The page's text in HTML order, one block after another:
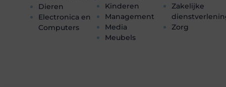
Dieren
Electronica en
Computers
Kinderen
Management
Media
Meubels
Zakelijke
Zorg